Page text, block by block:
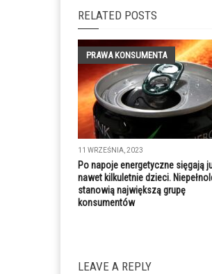
RELATED POSTS
PRAWA KONSUMENTA
11 WRZEŚNIA, 2023
Po napoje energetyczne sięgają
nawet kilkuletnie dzieci.
stanowią największą grupę
konsumentów
LEAVE A REPLY